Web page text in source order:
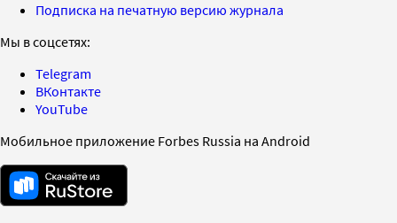
Подписка на печатную версию журнала
Мы в соцсетях:
Telegram
ВКонтакте
YouTube
Мобильное приложение Forbes Russia на Android